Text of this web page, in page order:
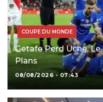
COUPE DU MONDE
Getafe Perd Uche,
Plans
08/08/2026 - 07:43